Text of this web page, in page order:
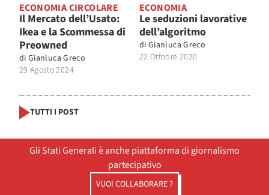
ECONOMIA CIRCOLARE
Il Mercato dell’Usato:
Ikea e la Scommessa di
Preowned
di Gianluca Greco
29 Agosto 2024
ECONOMIA
Le seduzioni lavorative
dell’algoritmo
di Gianluca Greco
22 Ottobre 2020
TUTTI I POST
Gli Stati Generali è anche piattaforma di giornalismo
partecipativo
VUOI COLLABORARE ?